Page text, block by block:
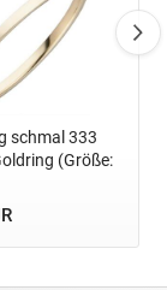
schmal 333
(Größe: